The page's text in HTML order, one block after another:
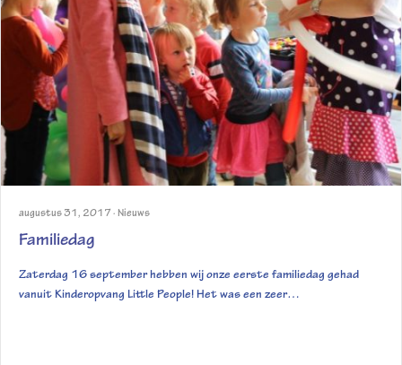
augustus 31, 2017 · Nieuws
Familiedag
Zaterdag 16 september hebben wij onze eerste familiedag gehad
vanuit Kinderopvang Little People! Het was een zeer…